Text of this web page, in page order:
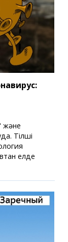
және
Тілші
елде